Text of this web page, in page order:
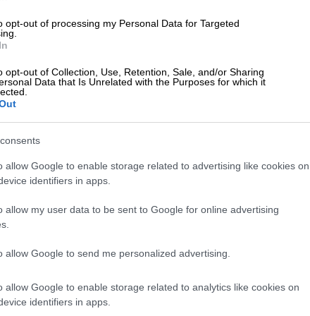
opt-out of processing my Personal Data for Targeted
opt-out of Collection, Use, Retention, Sale, and/or Sharing
Data that Is Unrelated with the Purposes for which it
allow Google to enable storage related to advertising like cookies on
identifiers in apps.
allow my user data to be sent to Google for online advertising
allow Google to send me personalized advertising.
allow Google to enable storage related to analytics like cookies on
identifiers in apps.
Χτύπησε η μπάλα στο στήθος μου και
ένα μικρό μυικό τσίμπημα και μετά
την αφήγησή του για το συγκλονιστικό
από τον θάνατο; «Σε αυτά τα 3-4
Σαν να κοιμόσουν;» ρώτησε ο
είναι ανατριχιαστική...
να είναι όλα σε μεγάλη απόσταση. Δεν
θυμάμαι τίποτα. Στα όνειρα συνήθως
απ' τη στιγμή που είχα φύγει. Απλά ένιωθα
έχω είναι η προσπάθεια να αναπνεύσω.
να ακούω, είδα ανθρώπους να
γύρω μου. Μπορούσα να ακούσω τις
"είναι 30 ετών". Και τον διόρθωσα
χαλάρωσε". Συνήλθα αμέσως. Όταν
κάποιους να με πιέζουν στο